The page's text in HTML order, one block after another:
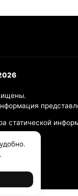
статической
.